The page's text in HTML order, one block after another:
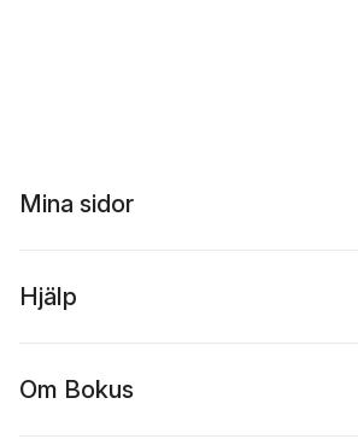
Mina sidor
Hjälp
Om Bokus